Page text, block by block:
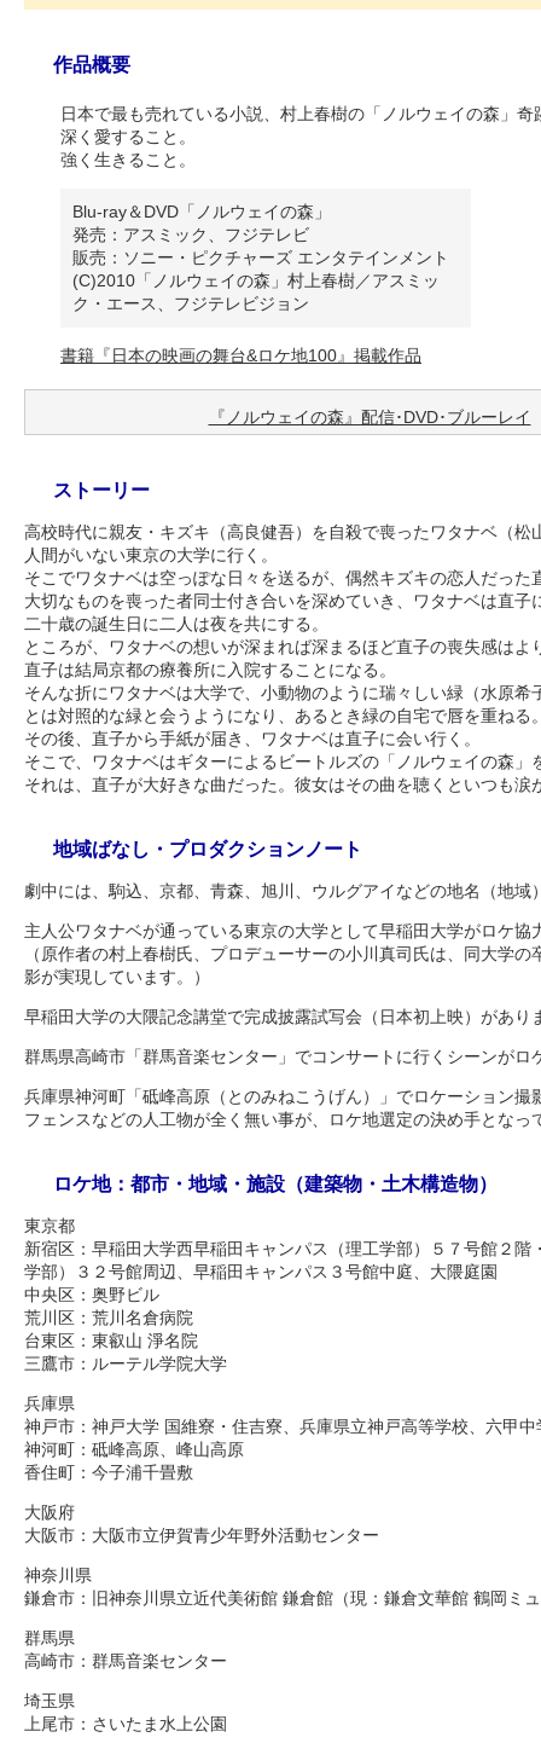
作品概要
日本で最も売れている小説、村上春樹の「ノルウェイの森」奇
深く愛すること。
強く生きること。
Blu-ray＆DVD「ノルウェイの森」
発売：アスミック、フジテレビ
販売：ソニー・ピクチャーズ エンタテインメント
(C)2010「ノルウェイの森」村上春樹／アスミッ
ク・エース、フジテレビジョン
書籍『日本の映画の舞台&ロケ地100』掲載作品
『ノルウェイの森』配信･DVD･ブルーレイ
ストーリー
高校時代に親友・キズキ（高良健吾）を自殺で喪ったワタナベ（松
人間がいない東京の大学に行く。
そこでワタナベは空っぽな日々を送るが、偶然キズキの恋人だった
大切なものを喪った者同士付き合いを深めていき、ワタナベは直子
二十歳の誕生日に二人は夜を共にする。
ところが、ワタナベの想いが深まれば深まるほど直子の喪失感は
直子は結局京都の療養所に入院することになる。
そんな折にワタナベは大学で、小動物のように瑞々しい緑（水原希
とは対照的な緑と会うようになり、あるとき緑の自宅で唇を重ねる
その後、直子から手紙が届き、ワタナベは直子に会い行く。
そこで、ワタナベはギターによるビートルズの「ノルウェイの森」
それは、直子が大好きな曲だった。彼女はその曲を聴くといつも
地域ばなし・プロダクションノート
劇中には、駒込、京都、青森、旭川、ウルグアイなどの地名（地域
主人公ワタナベが通っている東京の大学として早稲田大学がロケ協
（原作者の村上春樹氏、プロデューサーの小川真司氏は、同大学
影が実現しています。）
早稲田大学の大隈記念講堂で完成披露試写会（日本初上映）があり
群馬県高崎市「群馬音楽センター」でコンサートに行くシーンがロ
兵庫県神河町「砥峰高原（とのみねこうげん）」でロケーション撮
フェンスなどの人工物が全く無い事が、ロケ地選定の決め手となっ
ロケ地：都市・地域・施設（建築物・土木構造物）
東京都
新宿区：早稲田大学西早稲田キャンパス（理工学部）５７号館２階
学部）３２号館周辺、早稲田キャンパス３号館中庭、大隈庭園
中央区：奥野ビル
荒川区：荒川名倉病院
台東区：東叡山 淨名院
三鷹市：ルーテル学院大学
兵庫県
神戸市：神戸大学 国維寮・住吉寮、兵庫県立神戸高等学校、六甲
神河町：砥峰高原、峰山高原
香住町：今子浦千畳敷
大阪府
大阪市：大阪市立伊賀青少年野外活動センター
神奈川県
鎌倉市：旧神奈川県立近代美術館 鎌倉館（現：鎌倉文華館 鶴岡ミ
群馬県
高崎市：群馬音楽センター
埼玉県
上尾市：さいたま水上公園